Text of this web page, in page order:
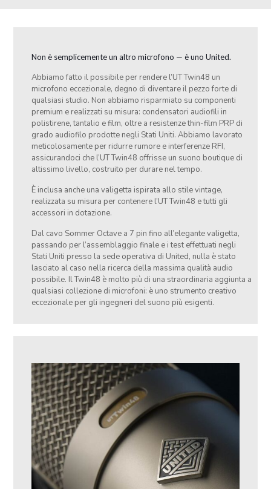
Non è semplicemente un altro microfono — è uno United.
Abbiamo fatto il possibile per rendere l’UT Twin48 un
microfono eccezionale, degno di diventare il pezzo forte di
qualsiasi studio. Non abbiamo risparmiato su componenti
premium e realizzati su misura: condensatori audiofili in
polistirene, tantalio e film, oltre a resistenze thin-film PRP di
grado audiofilo prodotte negli Stati Uniti. Abbiamo lavorato
meticolosamente per ridurre rumore e interferenze RFI,
assicurandoci che l’UT Twin48 offrisse un suono boutique di
altissimo livello, costruito per durare nel tempo.
È inclusa anche una valigetta ispirata allo stile vintage,
realizzata su misura per contenere l’UT Twin48 e tutti gli
accessori in dotazione.
Dal cavo Sommer Octave a 7 pin fino all’elegante valigetta,
passando per l’assemblaggio finale e i test effettuati negli
Stati Uniti presso la sede operativa di United, nulla è stato
lasciato al caso nella ricerca della massima qualità audio
possibile. Il Twin48 è molto più di una straordinaria aggiunta a
qualsiasi collezione di microfoni: è uno strumento creativo
eccezionale per gli ingegneri del suono più esigenti.